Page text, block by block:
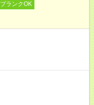
ブランクOK